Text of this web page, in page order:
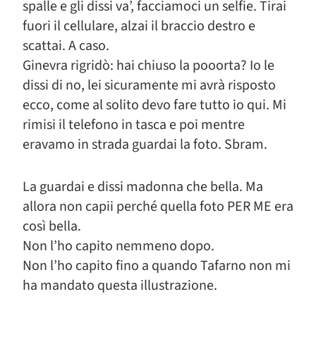
spalle e gli dissi va’, facciamoci un selfie. Tirai
fuori il cellulare, alzai il braccio destro e
scattai. A caso.
Ginevra rigridò: hai chiuso la pooorta? Io le
dissi di no, lei sicuramente mi avrà risposto
ecco, come al solito devo fare tutto io qui. Mi
rimisi il telefono in tasca e poi mentre
eravamo in strada guardai la foto. Sbram.
La guardai e dissi madonna che bella. Ma
allora non capii perché quella foto PER ME era
così bella.
Non l’ho capito nemmeno dopo.
Non l’ho capito fino a quando Tafarno non mi
ha mandato questa illustrazione.